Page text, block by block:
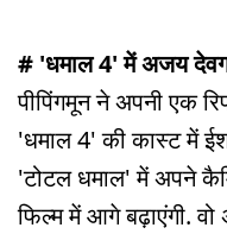
# 'धमाल 4' में अजय
पीपिंगमून ने अपनी एक
'धमाल 4' की कास्ट में
'टोटल धमाल' में अपने
फिल्म में आगे बढ़ाएंगी.